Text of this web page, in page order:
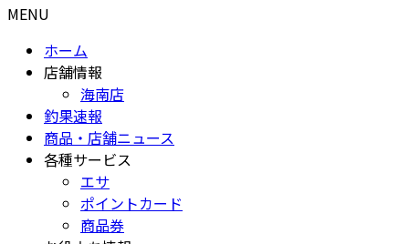
MENU
ホーム
店舗情報
海南店
釣果速報
商品・店舗ニュース
各種サービス
エサ
ポイントカード
商品券